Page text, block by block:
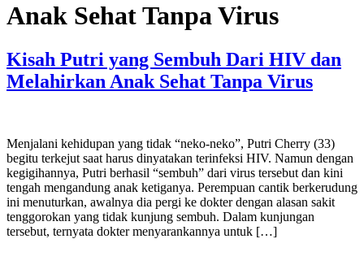
Anak Sehat Tanpa Virus
Kisah Putri yang Sembuh Dari HIV dan
Melahirkan Anak Sehat Tanpa Virus
Menjalani kehidupan yang tidak “neko-neko”, Putri Cherry (33)
begitu terkejut saat harus dinyatakan terinfeksi HIV. Namun dengan
kegigihannya, Putri berhasil “sembuh” dari virus tersebut dan kini
tengah mengandung anak ketiganya. Perempuan cantik berkerudung
ini menuturkan, awalnya dia pergi ke dokter dengan alasan sakit
tenggorokan yang tidak kunjung sembuh. Dalam kunjungan
tersebut, ternyata dokter menyarankannya untuk […]